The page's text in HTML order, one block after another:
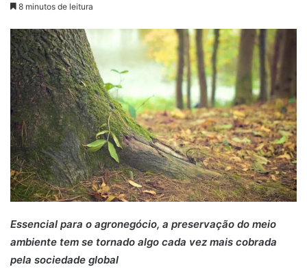
8 minutos de leitura
Essencial para o agronegócio, a preservação do meio
ambiente tem se tornado algo cada vez mais cobrada
pela sociedade global